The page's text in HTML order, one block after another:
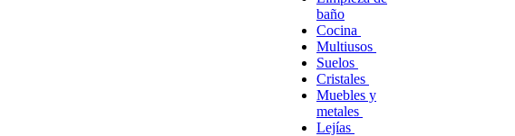
baño
Cocina
Multiusos
Suelos
Cristales
Muebles y
metales
Lejías